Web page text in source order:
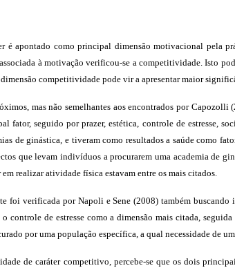
apontado como principal dimensão motivacional pela
à motivação verificou-se a competitividade. Isto
competitividade pode vir a apresentar maior
mas não semelhantes aos encontrados por
fator, seguido por prazer, estética, controle de estresse,
de ginástica, e tiveram como resultados a saúde como
que levam indivíduos a procurarem uma academia de
em realizar atividade física estavam entre os mais citados.
foi verificada por Napoli e Sene (2008) também
o controle de estresse como a dimensão mais citada,
por uma população específica, a qual necessidade de
de caráter competitivo, percebe-se que os dois